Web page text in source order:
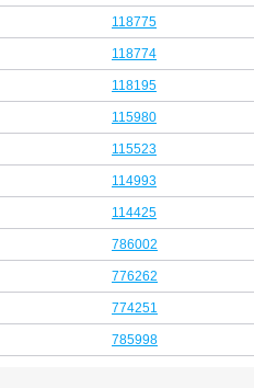
118775
118774
118195
115980
115523
114993
114425
786002
776262
774251
785998